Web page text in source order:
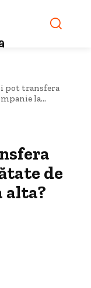
pot transfera
la...
de
alta?